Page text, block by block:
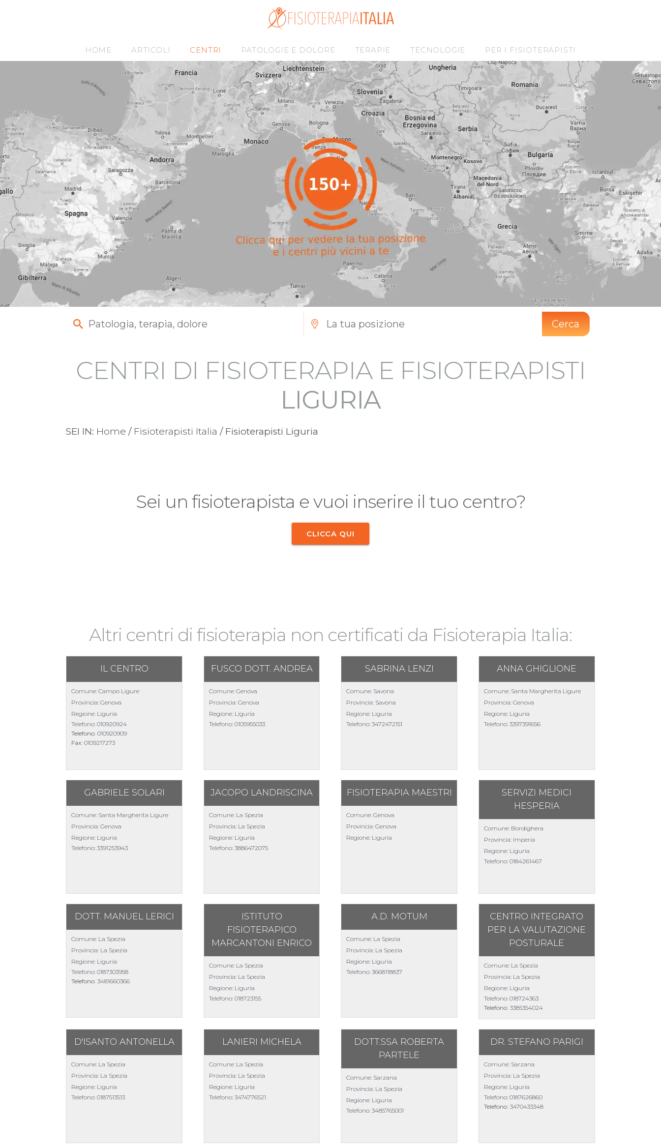
HOME ARTICOLI CENTRI PATOLOGIE E DOLORE TERAPIE TECNOLOGIE PER I FISIOTERAPISTI
Cerca
CENTRI DI FISIOTERAPIA E FISIOTERAPISTI
LIGURIA
SEI IN: Home / Fisioterapisti Italia / Fisioterapisti Liguria
Sei un fisioterapista e vuoi inserire il tuo centro?
CLICCA QUI
Altri centri di fisioterapia non certificati da Fisioterapia Italia:
IL CENTRO
Comune: Campo Ligure
Provincia: Genova
Regione: Liguria
Telefono:010920924
Telefono:010920909
Fax:0109217273
FUSCO DOTT. ANDREA
Comune: Genova
Provincia: Genova
Regione: Liguria
Telefono: 0105955033
SABRINA LENZI
Comune: Savona
Provincia: Savona
Regione: Liguria
Telefono:3472472151
ANNA GHIGLIONE
Comune: Santa Margherita Ligure
Provincia: Genova
Regione: Liguria
Telefono: 3397391656
GABRIELE SOLARI
Comune: Santa Margherita Ligure
Provincia: Genova
Regione: Liguria
Telefono:3391253943
JACOPO LANDRISCINA
Comune: La Spezia
Provincia: La Spezia
Regione: Liguria
Telefono: 3886472075
FISIOTERAPIA MAESTRI
Comune: Genova
Provincia: Genova
Regione: Liguria
SERVIZI MEDICI
HESPERIA
Comune: Bordighera
Provincia: Imperia
Regione: Liguria
Telefono: 0184261467
DOTT. MANUEL LERICI
Comune: La Spezia
Provincia: La Spezia
Regione: Liguria
Telefono:0187303958
Telefono:3481660366
ISTITUTO
FISIOTERAPICO
MARCANTONI ENRICO
Comune: La Spezia
Provincia: La Spezia
Regione: Liguria
Telefono: 018723155
A.D. MOTUM
Comune: La Spezia
Provincia: La Spezia
Regione: Liguria
Telefono:3668118837
CENTRO INTEGRATO
PER LA VALUTAZIONE
POSTURALE
Comune: La Spezia
Provincia: La Spezia
Regione: Liguria
Telefono: 018724363
Telefono: 3385354024
D'ISANTO ANTONELLA
Comune: La Spezia
Provincia: La Spezia
Regione: Liguria
Telefono:0187513513
LANIERI MICHELA
Comune: La Spezia
Provincia: La Spezia
Regione: Liguria
Telefono: 3474776521
DOTT.SSA ROBERTA
PARTELE
Comune: Sarzana
Provincia: La Spezia
Regione: Liguria
Telefono:3485765001
DR. STEFANO PARIGI
Comune: Sarzana
Provincia: La Spezia
Regione: Liguria
Telefono: 0187626860
Telefono: 3470433348